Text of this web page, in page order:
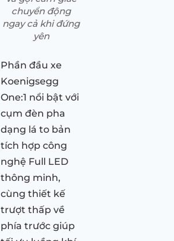
chuyển động
ngay cả khi đứng
yên
Phần đầu xe
Koenigsegg
One:1 nổi bật với
cụm đèn pha
dạng lá to bản
tích hợp công
nghệ Full LED
thông minh,
cùng thiết kế
trượt thấp về
phía trước giúp